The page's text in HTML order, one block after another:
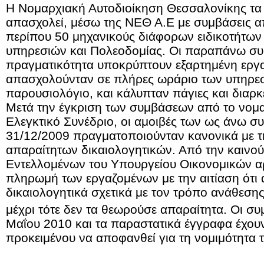
Η Νομαρχιακή Αυτοδιοίκηση Θεσσαλονίκης τα
απασχολεί, μέσω της ΝΕΘ Α.Ε με συμβάσεις
περίπου 50 μηχανικούς διάφορων ειδικοτήτων
υπηρεσιών και Πολεοδομίας. Οι παραπάνω
πραγματικότητα υποκρύπτουν εξαρτημένη
απασχολούνταν σε πλήρες ωράριο των
παρουσιολόγιο, και κάλυπταν πάγιες και
Μετά την έγκριση των συμβάσεων από το
Ελεγκτικό Συνέδριο, οι αμοιβές των ως άνω
31/12/2009 πραγματοποιούνταν κανονικά με
απαραίτητων δικαιολογητικών. Από την
Εντελλομένων του Υπουργείου Οικονομικών
πληρωμή των εργαζομένων με την αιτίαση ότι
δικαιολογητικά σχετικά με τον τρόπο
μέχρι τότε δεν τα θεωρούσε απαραίτητα. Οι
Μαΐου 2010 και τα παραστατικά έγγραφα
προκειμένου να αποφανθεί για τη